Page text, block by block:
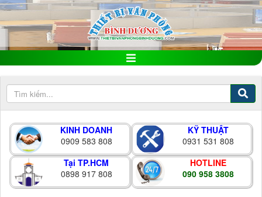
KINH DOANH
0909 583 808
KỸ THUẬT
0931 531 808
Tại TP.HCM
0898 917 808
HOTLINE
090 958 3808